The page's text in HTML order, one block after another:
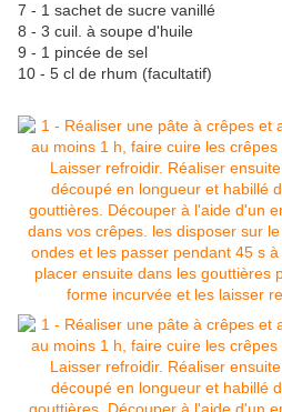
7 - 1 sachet de sucre vanillé
8 - 3 cuil. à soupe d'huile
9 - 1 pincée de sel
10 - 5 cl de rhum (facultatif)